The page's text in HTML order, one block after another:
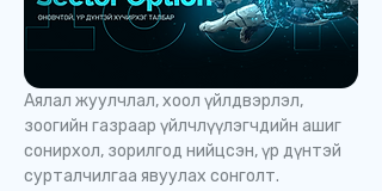
Аялал жуулчлал, хоол үйлдвэрлэл,
зоогийн газраар үйлчлүүлэгчдийн ашиг
сонирхол, зорилгод нийцсэн, үр дүнтэй
сурталчилгаа явуулах сонголт.